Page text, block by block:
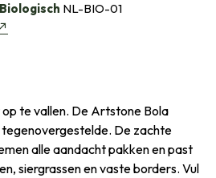
NL-BIO-01
te vallen. De Artstone Bola
De zachte
alle aandacht pakken en past
siergrassen en vaste borders. Vul